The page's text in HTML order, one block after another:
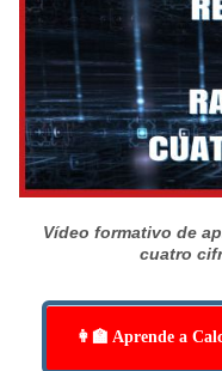
Vídeo formativo de
cuatro
👩‍🏫 Aprende a